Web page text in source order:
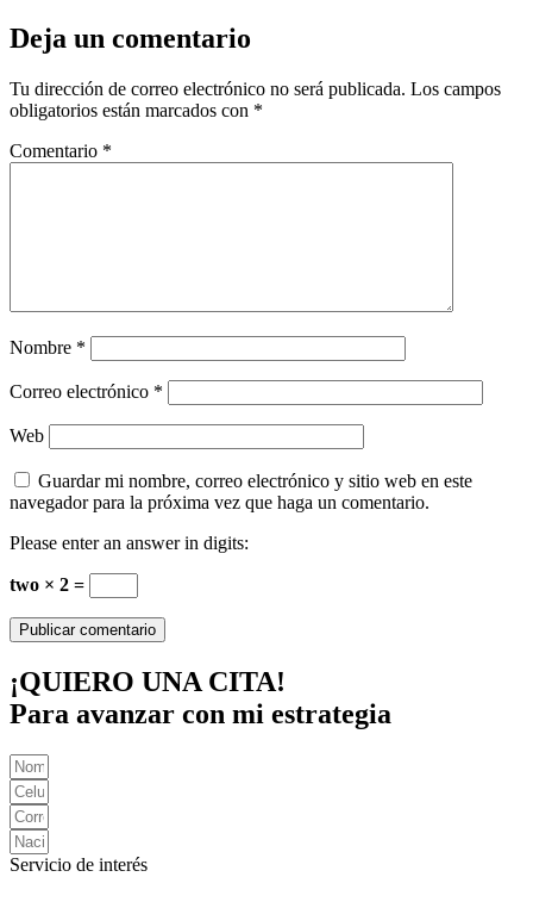
Deja un comentario
Tu dirección de correo electrónico no será publicada. Los campos
obligatorios están marcados con *
Comentario *
Nombre *
Correo electrónico *
Web
Guardar mi nombre, correo electrónico y sitio web en este
navegador para la próxima vez que haga un comentario.
Please enter an answer in digits:
two × 2 =
¡QUIERO UNA CITA!
Para avanzar con mi estrategia
Servicio de interés